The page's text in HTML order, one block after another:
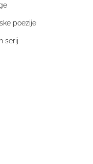
poezije
serij